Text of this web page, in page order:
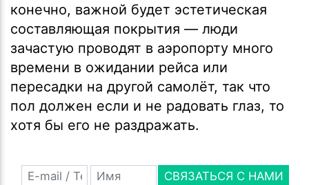
конечно, важной будет эстетическая
составляющая покрытия — люди
зачастую проводят в аэропорту много
времени в ожидании рейса или
пересадки на другой самолёт, так что
пол должен если и не радовать глаз, то
хотя бы его не раздражать.
СВЯЗАТЬСЯ С НАМИ